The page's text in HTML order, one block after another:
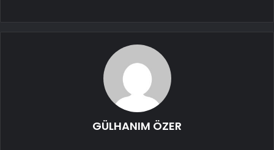
GÜLHANIM ÖZER